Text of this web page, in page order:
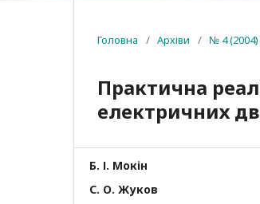
Головна / Архіви / № 4 (2004)
Практична
електричних
Б. І. Мокін
С. О. Жуков